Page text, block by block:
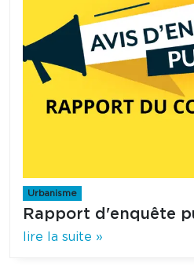
Urbanisme
Rapport d'enquête
lire la suite »